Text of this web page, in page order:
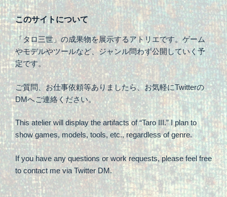
このサイトについて
「タロ三世」の成果物を展示するアトリエです。ゲーム
やモデルやツールなど、ジャンル問わず公開していく予
定です。
ご質問、お仕事依頼等ありましたら、お気軽にTwitterの
DMへご連絡ください。
This atelier will display the artifacts of “Taro III.” I plan to
show games, models, tools, etc., regardless of genre.
If you have any questions or work requests, please feel free
to contact me via Twitter DM.